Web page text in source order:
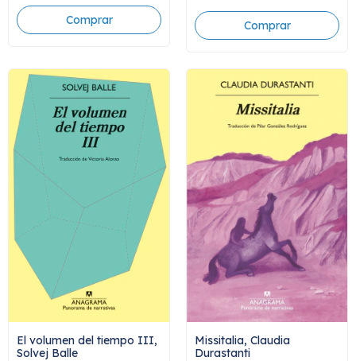
El volumen del tiempo III,
Solvej Balle
Missitalia, Claudia
Durastanti